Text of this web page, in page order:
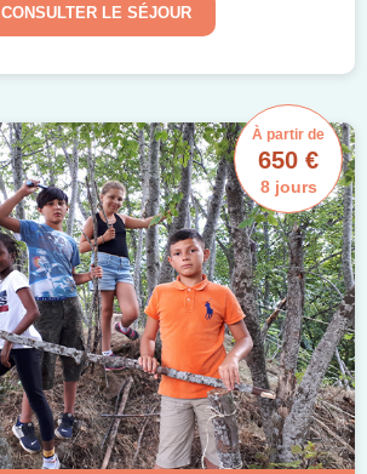
CONSULTER LE SÉJOUR
À partir de
650 €
8 jours